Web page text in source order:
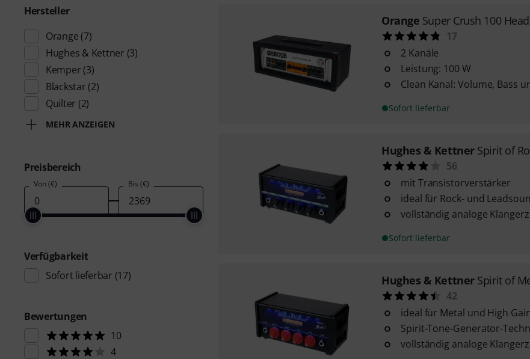
Hersteller
Orange (7)
Hughes & Kettner (3)
Kemper (3)
Blackstar (2)
Quilter (2)
MEHR ANZEIGEN
Preisbereich
Von (€) Bis (€)
Verfügbarkeit
Sofort lieferbar (17)
Bewertungen
10
4
Orange Super Crush 100
17
2 Kanäle
Leistung: 100 W
Clean Kanal: Volume, Bass
Sofort lieferbar
Hughes & Kettner Spirit of
56
mit Transistorverstärker
ideal für Rock- und
vollständig analoge
Sofort lieferbar
Hughes & Kettner Spirit of
42
ideal für Metal und High
Spirit-Tone-Generator-
vollständig analoge